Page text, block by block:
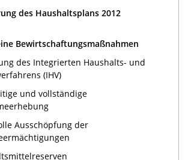
des Haushaltsplans 2012
Bewirtschaftungsmaßnahmen
des Integrierten Haushalts- und
(IHV)
und vollständige
Ausschöpfung der